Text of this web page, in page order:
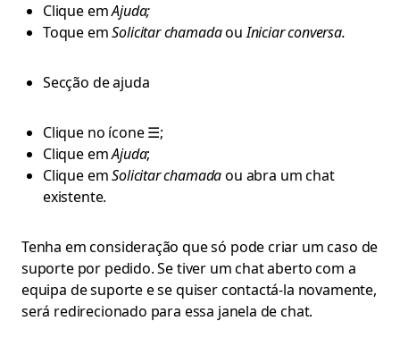
Clique emAjuda;
Toque emSolicitar chamadaouIniciar conversa.
Secção de ajuda
Clique no ícone ☰;
Clique emAjuda;
Clique emSolicitar chamadaou abra um chat
existente.
Tenha em consideração que só pode criar um caso de
suporte por pedido. Se tiver um chat aberto com a
equipa de suporte e se quiser contactá-la novamente,
será redirecionado para essa janela de chat.